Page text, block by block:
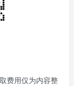
费用仅为内容整